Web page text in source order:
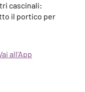
cascinali:
il portico per
all'App